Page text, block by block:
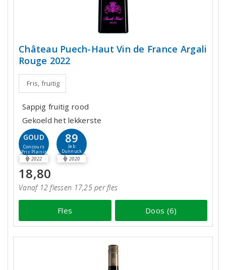
Château Puech-Haut Vin de France Argali
Rouge 2022
Fris, fruitig
Sappig fruitig rood
Gekoeld het lekkerste
GOUD
Concours
Prix Plaisir
2022
89
Jeb
Dunnuck
2020
18,80
Vanaf 12 flessen 17,25 per fles
Fles Doos (6)